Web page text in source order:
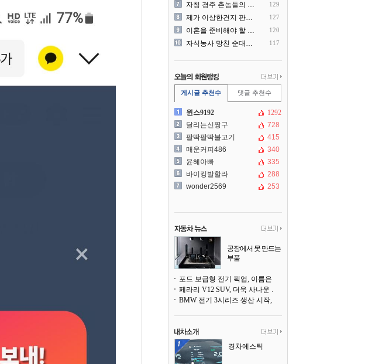
자칭 경주 촌놈들의 국내 여.. 129
제가 이상한건지 판단 부탁드.. 127
이혼을 준비해야 할 것 같습.. 120
자식농사 망친 순대국집 사장.. 117
게시글 추천수 댓글 추천수
윈스9192
1292
달리는신짱구
728
팔딱팔딱불고기
415
매운커피486
340
윤혜아빠
335
바이킹발할라
288
wonder2569
253
공장에서 못 만드는
부품
어낸다
페라리 V12 SUV, 더욱 사나운 얼굴로 돌아온다
경차에스틱